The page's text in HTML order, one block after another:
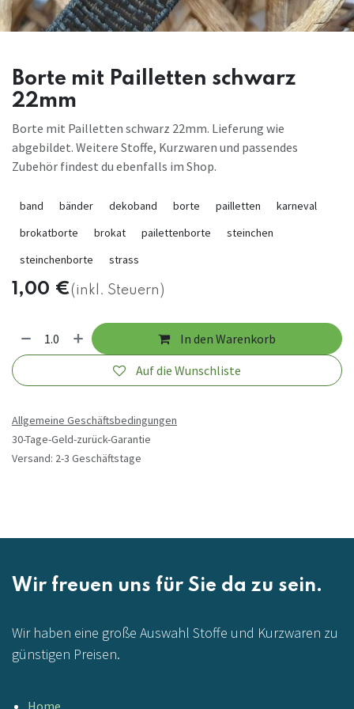
Borte mit Pailletten schwarz
22mm
Borte mit Pailletten schwarz 22mm. Lieferung wie
abgebildet. Weitere Stoffe, Kurzwaren und passendes
Zubehör findest du ebenfalls im Shop.
band bänder dekoband borte pailletten
karneval
brokatborte
brokat pailettenborte
steinchen
steinchenborte
strass
1,00 €(inkl. Steuern)
In den Warenkorb
Auf die Wunschliste
Allgemeine Geschäftsbedingungen
30-Tage-Geld-zurück-Garantie
Versand: 2-3 Geschäftstage
Wir freuen uns für Sie da zu sein.
Wir haben eine große Auswahl Stoffe und Kurzwaren zu
günstigen Preisen.